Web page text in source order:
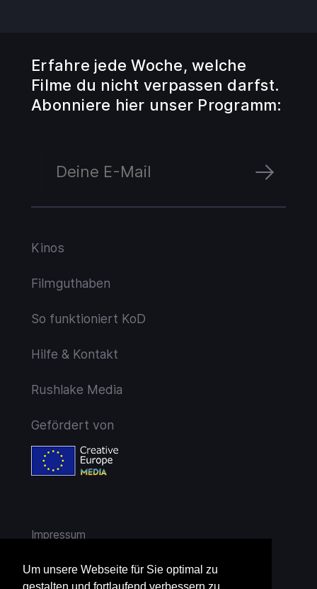
Um unsere Webseite für Sie optimal zu
Erfahre jede Woche, welche
Filme du nicht verpassen darfst.
Abonniere hier unser Programm:
Kinos
Filmguthaben
So funktioniert KoD
Hilfe & Kontakt
Rushlake Media
Gefördert von
Impressum
AGB